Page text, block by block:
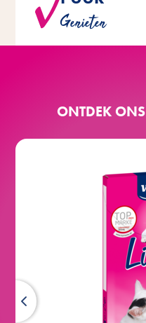
Genieten
toegevoegde suikers,
ONTDEK